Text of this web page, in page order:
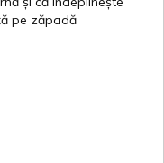
pe zăpadă